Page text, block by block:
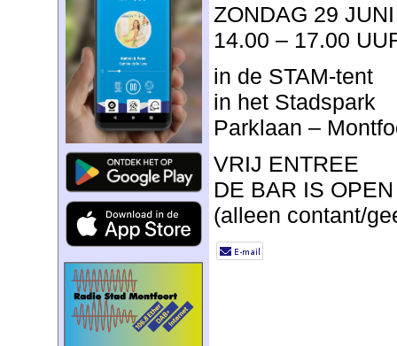
ZONDAG 29 JUNI
14.00 – 17.00
in de STAM-tent
in het Stadspark
Parklaan –
VRIJ ENTREE
DE BAR IS OPEN
(alleen contant/